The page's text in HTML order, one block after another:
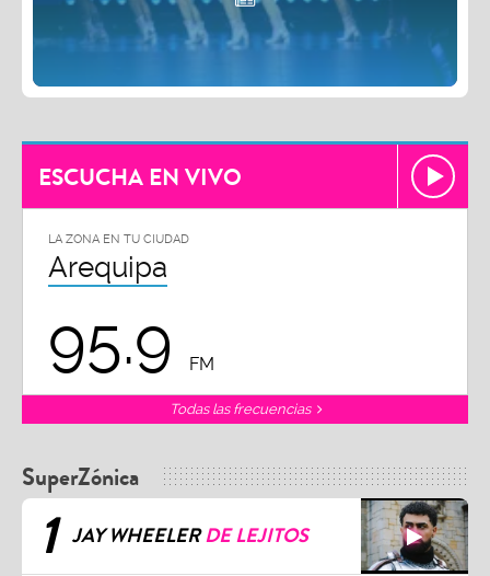
ESCUCHA EN VIVO
LA ZONA EN TU CIUDAD
Arequipa
95.9 FM
Todas las frecuencias
SuperZónica
1 JAY WHEELERDE LEJITOS